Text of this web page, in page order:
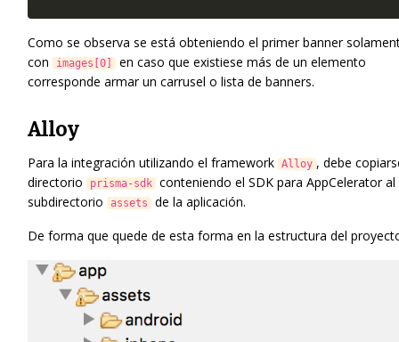
Como se observa se está obteniendo el primer banner
con
images[0]
en caso que existiese más de un elemento
corresponde armar un carrusel o lista de banners.
Alloy
Para la integración utilizando el framework Alloy , debe
directorio
prisma-sdk conteniendo el SDK para AppCelerator al
subdirectorio
assets
de la aplicación.
De forma que quede de esta forma en la estructura del